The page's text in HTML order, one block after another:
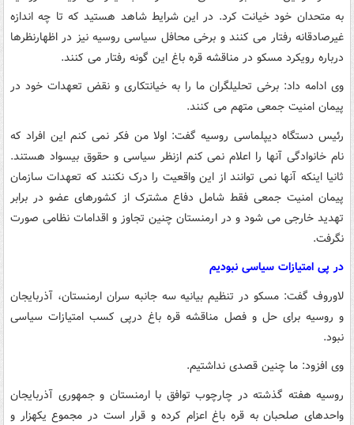
به متحدان خود خیانت کرد. در این شرایط شاهد هستید که تا چه اندازه
غیرصادقانه رفتار می کنند و برخی محافل سیاسی روسیه نیز در اظهارنظرها
درباره رویکرد مسکو در مناقشه قره باغ این گونه رفتار می کنند.
وی ادامه داد: برخی تحلیلگران ما را به خیانتکاری و نقض تعهدات خود در
پیمان امنیت جمعی متهم می کنند.
رئیس دستگاه دیپلماسی روسیه گفت: اولا من فکر نمی کنم این افراد که
نام خانوادگی آنها را اعلام نمی کنم ازنظر سیاسی و حقوق بیسواد هستند.
ثانیا اینکه آنها نمی توانند از این واقعیت را درک نکنند که تعهدات سازمان
پیمان امنیت جمعی فقط شامل دفاع مشترک از کشورهای عضو در برابر
تهدید خارجی می شود و در ارمنستان چنین تجاوز و اقدامات نظامی صورت
نگرفت.
در پی امتیازات سیاسی نبودیم
لاوروف گفت: مسکو در تنظیم بیانیه سه جانبه سران ارمنستان، آذربایجان
و روسیه برای حل و فصل مناقشه قره باغ درپی کسب امتیازات سیاسی
نبود.
وی افزود: ما چنین قصدی نداشتیم.
روسیه هفته گذشته در چارچوب توافق با ارمنستان و جمهوری آذربایجان
واحدهای صلحبان به قره باغ اعزام کرده و قرار است در مجموع یکهزار و